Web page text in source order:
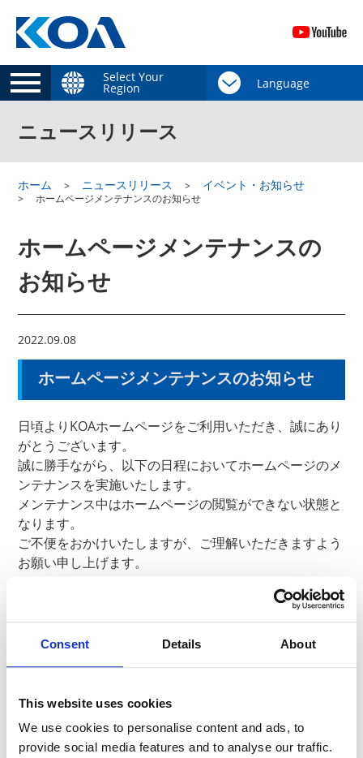
Consent Details About
This website uses cookies
We use cookies to personalise content and ads, to
provide social media features and to analyse our traffic.
Select Your
Region
ニュースリリース
ホーム ニュースリリース イベント・お知らせ
ホームページメンテナンスのお知らせ
ホームページメンテナンスの
お知らせ
2022.09.08
ホームページメンテナンスのお知らせ
日頃よりKOAホームページをご利用いただき、誠にあり
がとうございます。
誠に勝手ながら、以下の日程においてホームページのメ
ンテナンスを実施いたします。
メンテナンス中はホームページの閲覧ができない状態と
なります。
ご不便をおかけいたしますが、ご理解いただきますよう
お願い申し上げます。
メンテナンス期間：2022年９月30日（金）10：00～
緊急のお問い合わせ
KOA株式会社 総務センター 0265-70-7171